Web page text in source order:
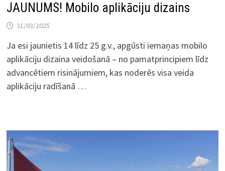
JAUNUMS! Mobilo aplikāciju dizains
31/03/2025
Ja esi jaunietis 14 līdz 25 g.v., apgūsti iemaņas mobilo
aplikāciju dizaina veidošanā – no pamatprincipiem līdz
advancētiem risinājumiem, kas noderēs visa veida
aplikāciju radīšanā …